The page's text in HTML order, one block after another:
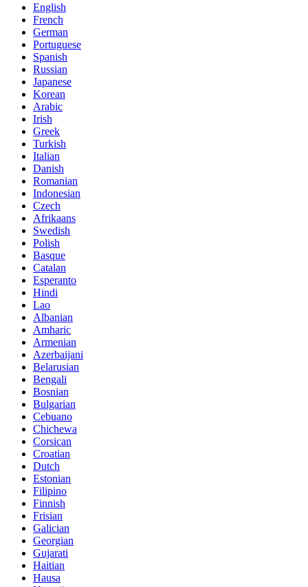
English
French
German
Portuguese
Spanish
Russian
Japanese
Korean
Arabic
Irish
Greek
Turkish
Italian
Danish
Romanian
Indonesian
Czech
Afrikaans
Swedish
Polish
Basque
Catalan
Esperanto
Hindi
Lao
Albanian
Amharic
Armenian
Azerbaijani
Belarusian
Bengali
Bosnian
Bulgarian
Cebuano
Chichewa
Corsican
Croatian
Dutch
Estonian
Filipino
Finnish
Frisian
Galician
Georgian
Gujarati
Haitian
Hausa